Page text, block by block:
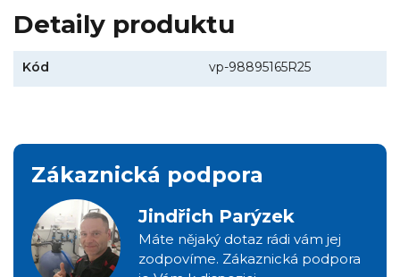
Detaily produktu
Kód vp-98895165R25
Zákaznická podpora
Jindřich Parýzek
Máte nějaký dotaz rádi vám jej
zodpovíme. Zákaznická podpora